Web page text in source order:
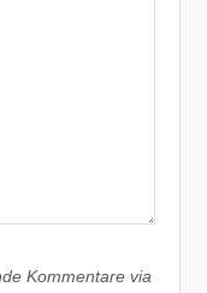
Kommentare via